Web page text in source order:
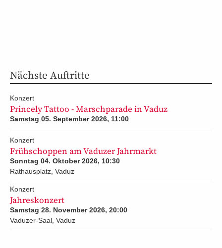
Nächste Auftritte
Konzert
Princely Tattoo - Marschparade in Vaduz
Samstag 05. September 2026, 11:00
Konzert
Frühschoppen am Vaduzer Jahrmarkt
Sonntag 04. Oktober 2026, 10:30
Rathausplatz, Vaduz
Konzert
Jahreskonzert
Samstag 28. November 2026, 20:00
Vaduzer-Saal, Vaduz